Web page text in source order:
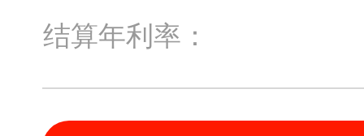
结算年利率：